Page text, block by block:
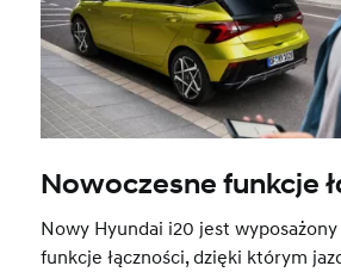
Nowoczesne funkcje
Nowy Hyundai i20 jest
funkcje łączności, dzięki którym